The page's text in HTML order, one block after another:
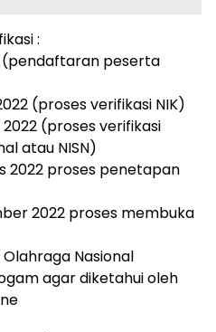
:
(pendaftaran peserta
(proses verifikasi NIK)
2022 (proses verifikasi
atau NISN)
2022 proses penetapan
2022 proses membuka
Nasional
agar diketahui oleh